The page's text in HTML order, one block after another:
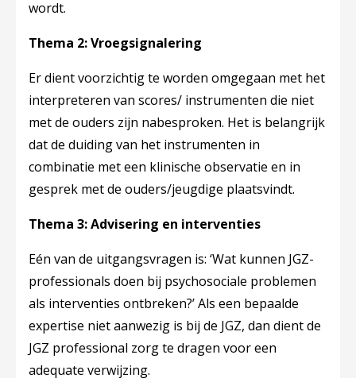
wordt.
Thema 2: Vroegsignalering
Er dient voorzichtig te worden omgegaan met het
interpreteren van scores/ instrumenten die niet
met de ouders zijn nabesproken. Het is belangrijk
dat de duiding van het instrumenten in
combinatie met een klinische observatie en in
gesprek met de ouders/jeugdige plaatsvindt.
Thema 3: Advisering en interventies
Eén van de uitgangsvragen is: ‘Wat kunnen JGZ-
professionals doen bij psychosociale problemen
als interventies ontbreken?’ Als een bepaalde
expertise niet aanwezig is bij de JGZ, dan dient de
JGZ professional zorg te dragen voor een
adequate verwijzing.